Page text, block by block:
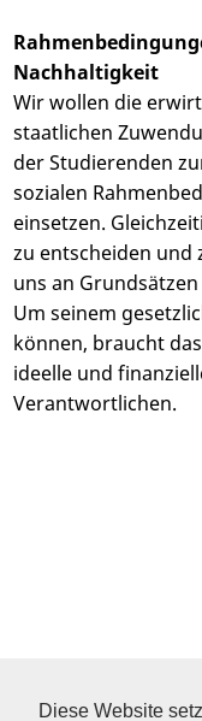
Diese Website
Nachhaltigkeit
Wir wollen die
staatlichen
der Studierenden
sozialen
einsetzen.
zu entscheiden
uns an
Um seinem
können, braucht
ideelle und
Verantwortlichen.
SITEMAP